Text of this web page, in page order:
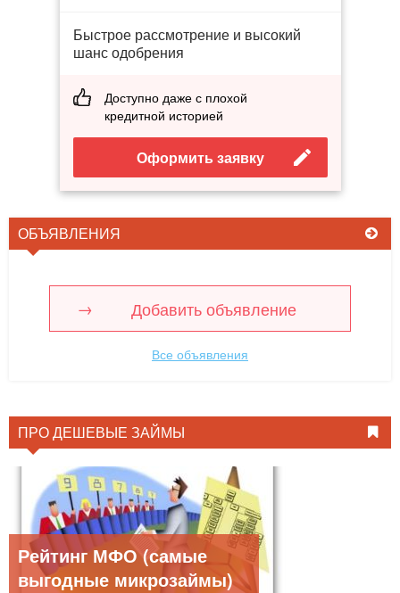
Быстрое рассмотрение и высокий
шанс одобрения
Доступно даже с плохой
кредитной историей
Оформить заявку
ОБЪЯВЛЕНИЯ
Добавить объявление
Все объявления
ПРО ДЕШЕВЫЕ ЗАЙМЫ
Рейтинг МФО (самые
выгодные микрозаймы)